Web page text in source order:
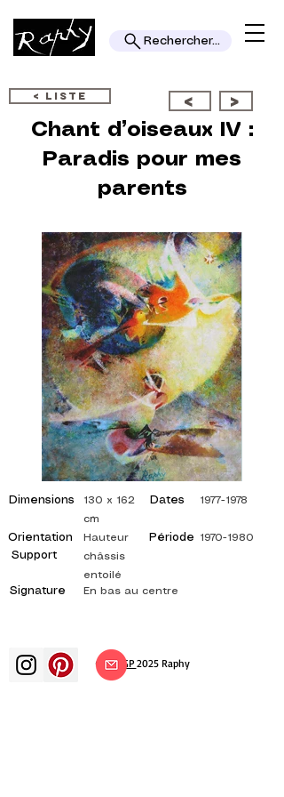
Rechercher...
< LISTE < >
Chant d’oiseaux IV :
Paradis pour mes
parents
Dimensions
Orientation
Support
Signature
130 x 162
cm
Dates
Période
Hauteur
châssis
entoilé
En bas au centre
1977-1978
1970-1980
© ADAGP 2025 Raphy